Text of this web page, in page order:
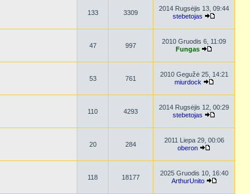
133 3309
2014 Rugsėjis 13, 09:44
stebetojas
47 997
2010 Gruodis 6, 11:09
Fungas
53 761
2010 Gegužė 25, 14:21
miurdock
110 4293
2014 Rugsėjis 12, 00:29
stebetojas
20 284
2011 Liepa 29, 00:06
oberon
118 18177
2025 Gruodis 10, 16:40
ArthurUnito